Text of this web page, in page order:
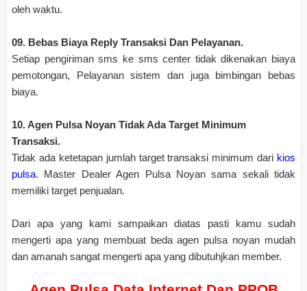
oleh waktu.
09. Bebas Biaya Reply Transaksi Dan Pelayanan.
Setiap pengiriman sms ke sms center tidak dikenakan biaya
pemotongan, Pelayanan sistem dan juga bimbingan bebas
biaya.
10. Agen Pulsa Noyan Tidak Ada Target Minimum
Transaksi.
Tidak ada ketetapan jumlah target transaksi minimum dari kios
pulsa. Master Dealer Agen Pulsa Noyan sama sekali tidak
memiliki target penjualan.
Dari apa yang kami sampaikan diatas pasti kamu sudah
mengerti apa yang membuat beda agen pulsa noyan mudah
dan amanah sangat mengerti apa yang dibutuhjkan member.